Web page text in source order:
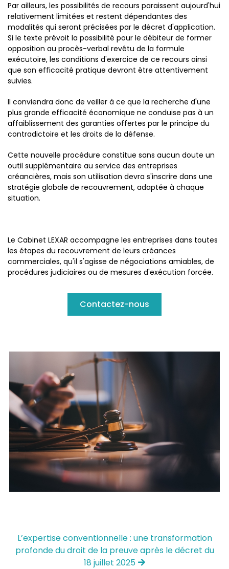
Par ailleurs, les possibilités de recours paraissent aujourd'hui
relativement limitées et restent dépendantes des
modalités qui seront précisées par le décret d'application.
Si le texte prévoit la possibilité pour le débiteur de former
opposition au procès-verbal revêtu de la formule
exécutoire, les conditions d'exercice de ce recours ainsi
que son efficacité pratique devront être attentivement
suivies.
Il conviendra donc de veiller à ce que la recherche d'une
plus grande efficacité économique ne conduise pas à un
affaiblissement des garanties offertes par le principe du
contradictoire et les droits de la défense.
Cette nouvelle procédure constitue sans aucun doute un
outil supplémentaire au service des entreprises
créancières, mais son utilisation devra s'inscrire dans une
stratégie globale de recouvrement, adaptée à chaque
situation.
Le Cabinet LEXAR accompagne les entreprises dans toutes
les étapes du recouvrement de leurs créances
commerciales, qu'il s'agisse de négociations amiables, de
procédures judiciaires ou de mesures d'exécution forcée.
Contactez-nous
L’expertise conventionnelle : une transformation
profonde du droit de la preuve après le décret du
18 juillet 2025